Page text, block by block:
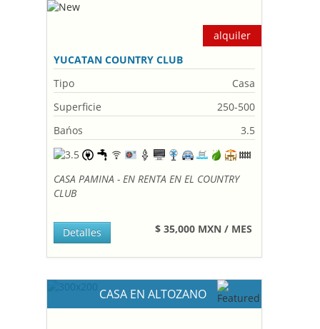
alquiler
YUCATAN COUNTRY CLUB
Tipo
Casa
Superficie
250-500
Bańos
3.5
CASA PAMINA - EN RENTA EN EL COUNTRY
CLUB
$ 35,000 MXN / MES
Detalles
CASA EN ALTOZANO